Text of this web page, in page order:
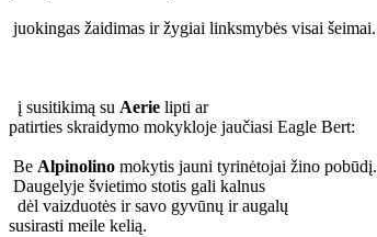
juokingas žaidimas ir žygiai linksmybės visai šeimai.
į susitikimą su Aerie lipti ar
patirties skraidymo mokykloje jaučiasi Eagle Bert:
Be Alpinolino mokytis jauni tyrinėtojai žino pobūdį.
Daugelyje švietimo stotis gali kalnus
dėl vaizduotės ir savo gyvūnų ir augalų
susirasti meile kelią.